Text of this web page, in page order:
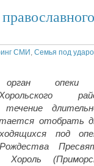
СМИ , Семья под
орган
отобрать
под